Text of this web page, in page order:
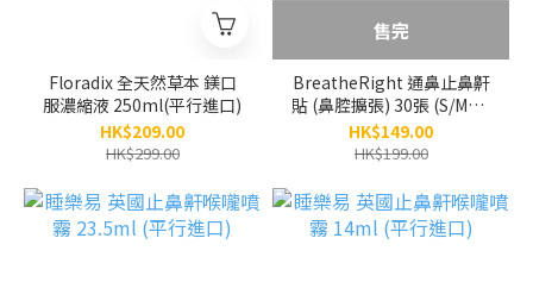
Floradix 全天然草本 鎂口
服濃縮液 250ml(平行進口)
HK$209.00
HK$299.00
售完
BreatheRight 通鼻止鼻鼾
貼 (鼻腔擴張) 30張 (S/M碼)
(平行進口)
HK$149.00
HK$199.00